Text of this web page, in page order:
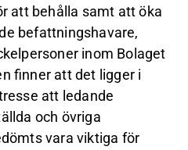
att behålla samt att öka
befattningshavare,
inom Bolaget
finner att det ligger i
att ledande
och övriga
vara viktiga för